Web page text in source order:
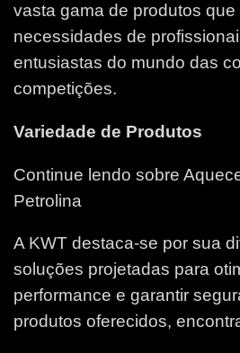
vasta gama de produtos
necessidades de
entusiastas do mundo das
competições.
Variedade de Produtos
Continue lendo sobre
Petrolina
A KWT destaca-se por sua
soluções projetadas para
performance e garantir
produtos oferecidos,